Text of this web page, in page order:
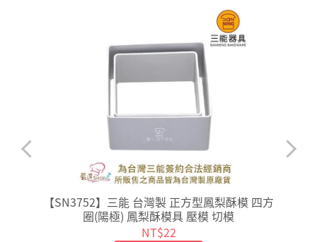
【SN3752】三能 台灣製 正方型鳳梨酥模 四方
圈(陽極) 鳳梨酥模具 壓模 切模
NT$22